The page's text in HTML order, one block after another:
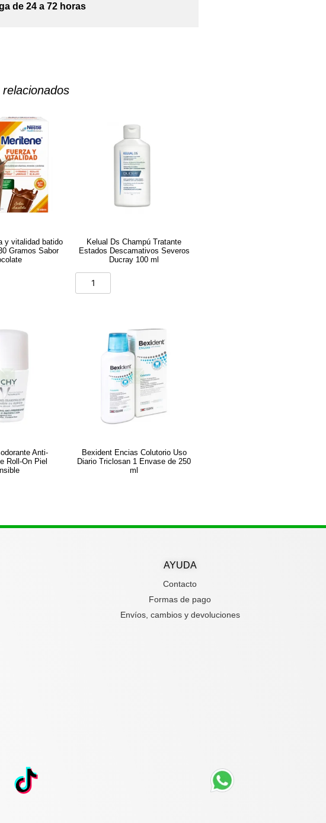
de 24 a 72 horas
y vitalidad batido
Gramos Sabor
Kelual Ds Champú Tratante
Estados Descamativos Severos
Ducray 100 ml
Anti-
Roll-On Piel
Bexident Encias Colutorio Uso
Diario Triclosan 1 Envase de 250
ml
AYUDA
Contacto
Formas de pago
Envíos, cambios y devoluciones